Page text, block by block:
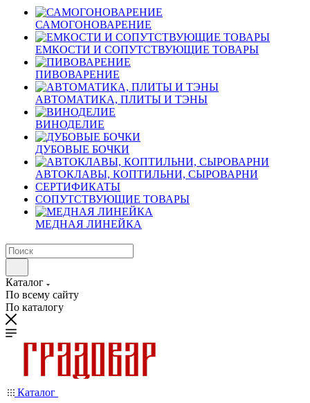
САМОГОНОВАРЕНИЕ
ЕМКОСТИ И СОПУТСТВУЮЩИЕ ТОВАРЫ
ПИВОВАРЕНИЕ
АВТОМАТИКА, ПЛИТЫ И ТЭНЫ
ВИНОДЕЛИЕ
ДУБОВЫЕ БОЧКИ
АВТОКЛАВЫ, КОПТИЛЬНИ, СЫРОВАРНИ
СЕРТИФИКАТЫ
СОПУТСТВУЮЩИЕ ТОВАРЫ
МЕДНАЯ ЛИНЕЙКА
Каталог
По всему сайту
По каталогу
Каталог